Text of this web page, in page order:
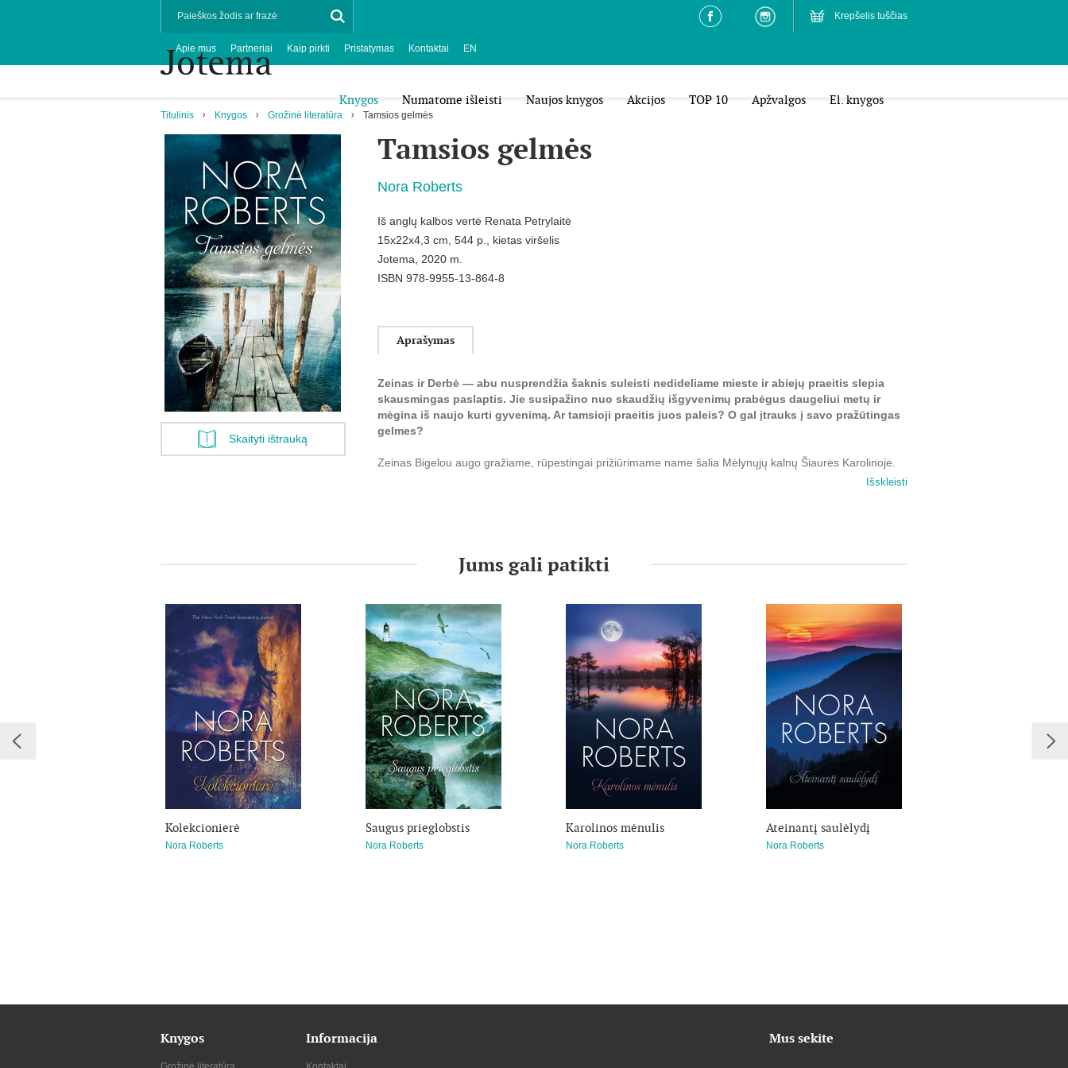
Krepšelis tuščias
Apie mus Partneriai Kaip pirkti Pristatymas Kontaktai EN
Knygos Numatome išleisti Naujos knygos Akcijos TOP 10 Apžvalgos El. knygos
Titulinis Knygos Grožinė literatūra Tamsios gelmės
Skaityti ištrauką
Tamsios gelmės
Nora Roberts
Iš anglų kalbos vertė Renata Petrylaitė
15x22x4,3 cm, 544 p., kietas viršelis
Jotema, 2020 m.
ISBN 978-9955-13-864-8
Aprašymas
Zeinas ir Derbė — abu nusprendžia šaknis suleisti nedideliame mieste ir abiejų praeitis slepia
skausmingas paslaptis. Jie susipažino nuo skaudžių išgyvenimų prabėgus daugeliui metų ir
mėgina iš naujo kurti gyvenimą. Ar tamsioji praeitis juos paleis? O gal įtrauks į savo pražūtingas
gelmes?
Zeinas Bigelou augo gražiame, rūpestingai prižiūrimame name šalia Mėlynųjų kalnų Šiaurės Karolinoje.
Zeino tėvai — gerbiamas chirurgas ir daili prašmatnybes mėgstanti jo žmona — pasirodo savo dukros
Prabėgus daugeliui metų, Zeinas vis dėlto grįžta į gimtąjį miestelį. Nepaisydamas skausmingų prisiminimų
jis nutaria vėl užmegzti ryšius su jam brangiomis vietomis ir čia gyvenančiais žmonėmis. Nespėjęs įsikurti
vaiduoklių.
Kartu jiems teks išmokti žvelgti praeičiai į akis ir pakovoti už tuos, kuriuos myli.
Išskleisti
Jums gali patikti
Kolekcionierė
Nora Roberts
Saugus prieglobstis
Nora Roberts
Karolinos mėnulis
Nora Roberts
Ateinantį saulėlydį
Nora Roberts
Knygos Informacija Mus sekite